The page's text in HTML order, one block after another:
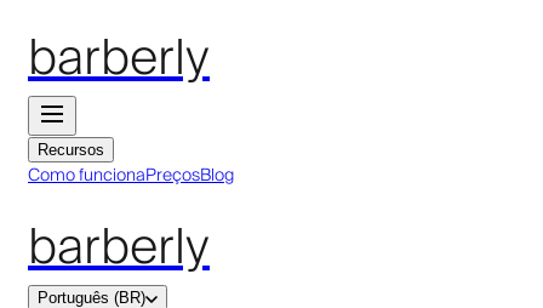
barberly
Recursos
Como funcionaPreçosBlog
barberly
Português (BR)